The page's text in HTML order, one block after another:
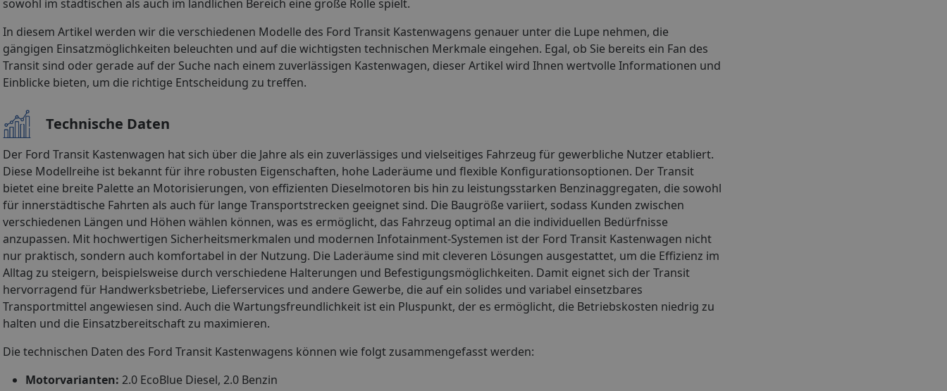
sowohl im städtischen als auch im ländlichen Bereich eine große Rolle spielt.
In diesem Artikel werden wir die verschiedenen Modelle des Ford Transit Kastenwagens genauer unter die Lupe nehmen, die
gängigen Einsatzmöglichkeiten beleuchten und auf die wichtigsten technischen Merkmale eingehen. Egal, ob Sie bereits ein Fan des
Transit sind oder gerade auf der Suche nach einem zuverlässigen Kastenwagen, dieser Artikel wird Ihnen wertvolle Informationen und
Einblicke bieten, um die richtige Entscheidung zu treffen.
Technische Daten
Der Ford Transit Kastenwagen hat sich über die Jahre als ein zuverlässiges und vielseitiges Fahrzeug für gewerbliche Nutzer etabliert.
Diese Modellreihe ist bekannt für ihre robusten Eigenschaften, hohe Laderäume und flexible Konfigurationsoptionen. Der Transit
bietet eine breite Palette an Motorisierungen, von effizienten Dieselmotoren bis hin zu leistungsstarken Benzinaggregaten, die sowohl
für innerstädtische Fahrten als auch für lange Transportstrecken geeignet sind. Die Baugröße variiert, sodass Kunden zwischen
verschiedenen Längen und Höhen wählen können, was es ermöglicht, das Fahrzeug optimal an die individuellen Bedürfnisse
anzupassen. Mit hochwertigen Sicherheitsmerkmalen und modernen Infotainment-Systemen ist der Ford Transit Kastenwagen nicht
nur praktisch, sondern auch komfortabel in der Nutzung. Die Laderäume sind mit cleveren Lösungen ausgestattet, um die Effizienz im
Alltag zu steigern, beispielsweise durch verschiedene Halterungen und Befestigungsmöglichkeiten. Damit eignet sich der Transit
hervorragend für Handwerksbetriebe, Lieferservices und andere Gewerbe, die auf ein solides und variabel einsetzbares
Transportmittel angewiesen sind. Auch die Wartungsfreundlichkeit ist ein Pluspunkt, der es ermöglicht, die Betriebskosten niedrig zu
halten und die Einsatzbereitschaft zu maximieren.
Die technischen Daten des Ford Transit Kastenwagens können wie folgt zusammengefasst werden:
Motorvarianten: 2.0 EcoBlue Diesel, 2.0 Benzin